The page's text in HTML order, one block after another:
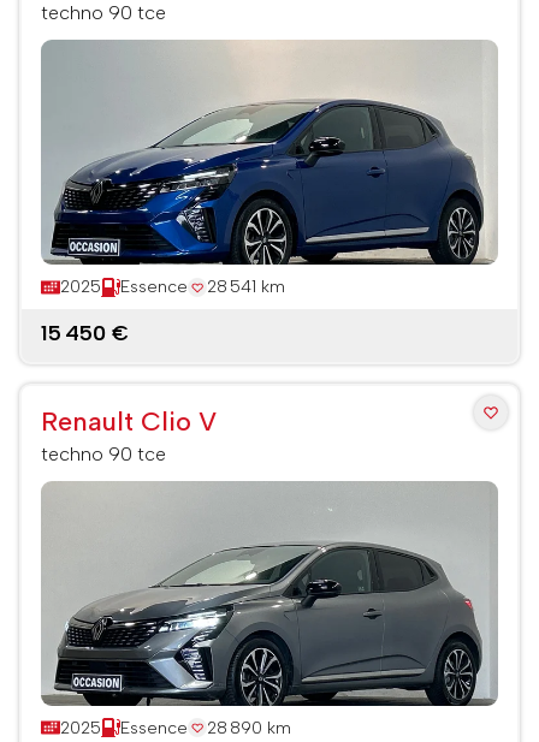
techno 90 tce
2025 Essence 28 541 km
15 450 €
Renault Clio V
techno 90 tce
2025 Essence 28 890 km